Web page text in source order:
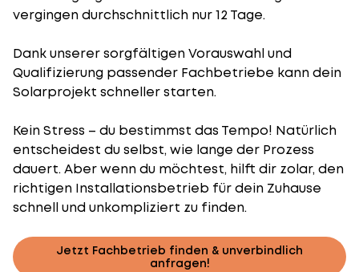
vergingen durchschnittlich nur 12 Tage.
Dank unserer sorgfältigen Vorauswahl und
Qualifizierung passender Fachbetriebe kann dein
Solarprojekt schneller starten.
Kein Stress – du bestimmst das Tempo! Natürlich
entscheidest du selbst, wie lange der Prozess
dauert. Aber wenn du möchtest, hilft dir zolar, den
richtigen Installationsbetrieb für dein Zuhause
schnell und unkompliziert zu finden.
Jetzt Fachbetrieb finden & unverbindlich
anfragen!